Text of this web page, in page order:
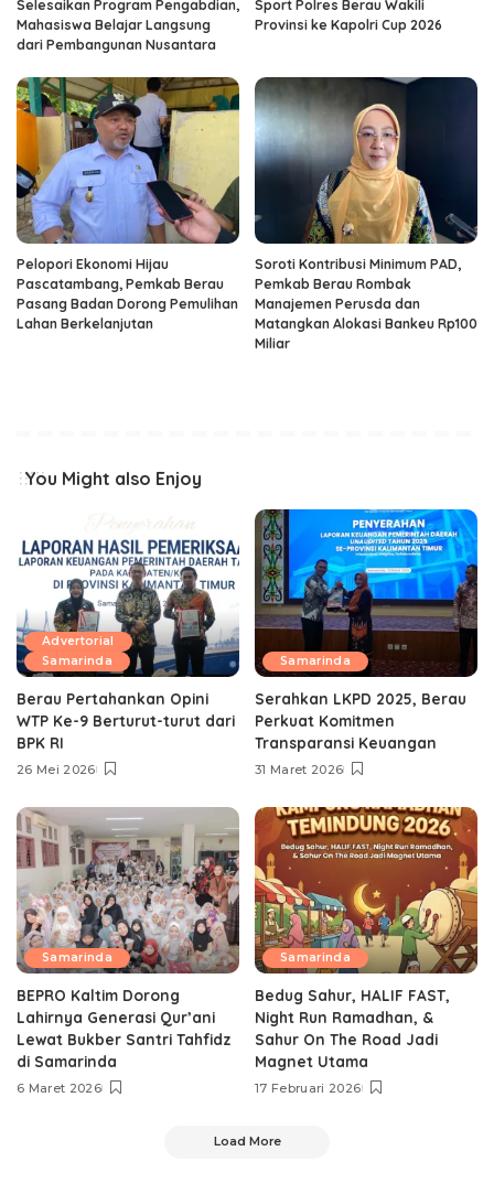
Selesaikan Program Pengabdian,
Mahasiswa Belajar Langsung
dari Pembangunan Nusantara
Sport Polres Berau Wakili
Provinsi ke Kapolri Cup 2026
Pelopori Ekonomi Hijau
Pascatambang, Pemkab Berau
Pasang Badan Dorong Pemulihan
Lahan Berkelanjutan
Soroti Kontribusi Minimum PAD,
Pemkab Berau Rombak
Manajemen Perusda dan
Matangkan Alokasi Bankeu Rp100
Miliar
You Might also Enjoy
Advertorial
Samarinda
Berau Pertahankan Opini
WTP Ke-9 Berturut-turut dari
BPK RI
26 Mei 2026
Samarinda
Serahkan LKPD 2025, Berau
Perkuat Komitmen
Transparansi Keuangan
31 Maret 2026
Samarinda
BEPRO Kaltim Dorong
Lahirnya Generasi Qur’ani
Lewat Bukber Santri Tahfidz
di Samarinda
6 Maret 2026
Samarinda
Bedug Sahur, HALIF FAST,
Night Run Ramadhan, &
Sahur On The Road Jadi
Magnet Utama
17 Februari 2026
Load More